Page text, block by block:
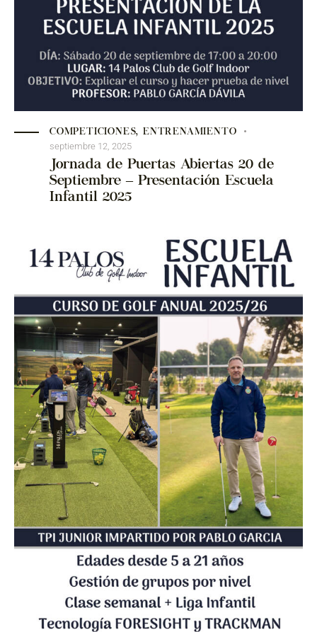
COMPETICIONES,ENTRENAMIENTO
septiembre 12, 2025
Jornada de Puertas Abiertas 20 de
Septiembre – Presentación Escuela
Infantil 2025